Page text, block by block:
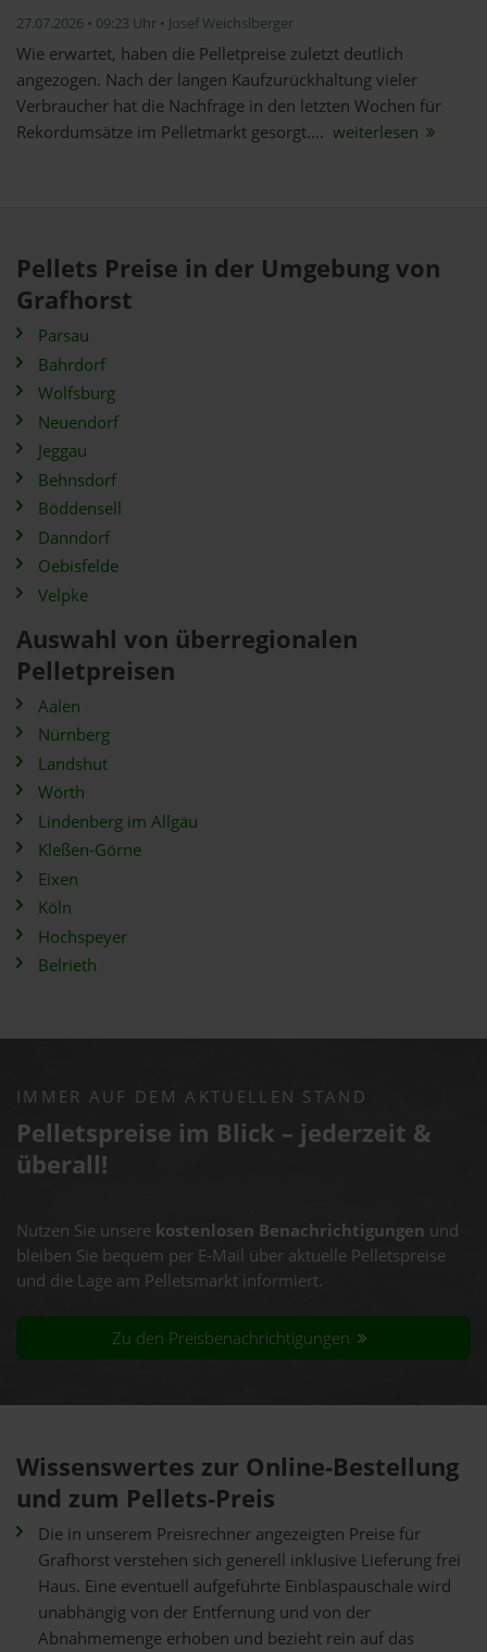
27.07.2026 • 09:23 Uhr • Josef Weichslberger
Wie erwartet, haben die Pelletpreise zuletzt deutlich
angezogen. Nach der langen Kaufzurückhaltung vieler
Verbraucher hat die Nachfrage in den letzten Wochen für
Rekordumsätze im Pelletmarkt gesorgt.... weiterlesen
Pellets Preise in der Umgebung von
Grafhorst
Parsau
Bahrdorf
Wolfsburg
Neuendorf
Jeggau
Behnsdorf
Böddensell
Danndorf
Oebisfelde
Velpke
Auswahl von überregionalen
Pelletpreisen
Aalen
Nürnberg
Landshut
Wörth
Lindenberg im Allgäu
Kleßen-Görne
Eixen
Köln
Hochspeyer
Belrieth
IMMER AUF DEM AKTUELLEN STAND
Pelletspreise im Blick – jederzeit &
überall!
Nutzen Sie unsere kostenlosen Benachrichtigungen und
bleiben Sie bequem per E-Mail über aktuelle Pelletspreise
und die Lage am Pelletsmarkt informiert.
Zu den Preisbenachrichtigungen
Wissenswertes zur Online-Bestellung
und zum Pellets-Preis
Die in unserem Preisrechner angezeigten Preise für
Grafhorst verstehen sich generell inklusive Lieferung frei
Haus. Eine eventuell aufgeführte Einblaspauschale wird
unabhängig von der Entfernung und von der
Abnahmemenge erhoben und bezieht rein auf das